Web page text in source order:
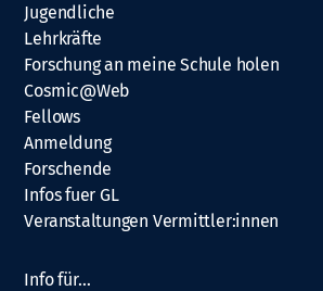
Jugendliche
Lehrkräfte
Forschung an meine Schule holen
Cosmic@Web
Fellows
Anmeldung
Forschende
Infos fuer GL
Veranstaltungen Vermittler:innen
Info für…